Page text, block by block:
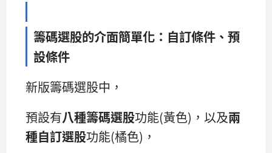
籌碼選股的介面簡單化：自訂條件、預
設條件
新版籌碼選股中，
預設有八種籌碼選股功能(黃色)，以及兩
種自訂選股功能(橘色)，